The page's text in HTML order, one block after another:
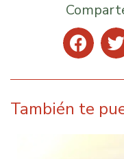
También te